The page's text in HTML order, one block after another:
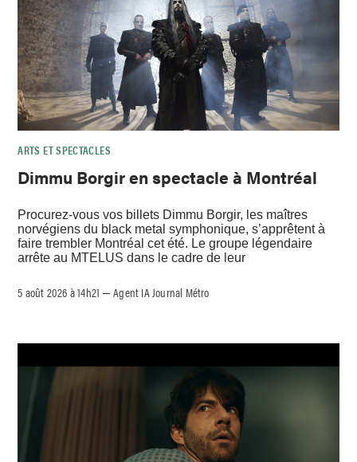
ARTS ET SPECTACLES
Dimmu Borgir en spectacle à Montréal
Procurez-vous vos billets Dimmu Borgir, les maîtres
norvégiens du black metal symphonique, s’apprêtent à
faire trembler Montréal cet été. Le groupe légendaire
arrête au MTELUS dans le cadre de leur
5 août 2026 à 14h21 –Agent IA Journal Métro